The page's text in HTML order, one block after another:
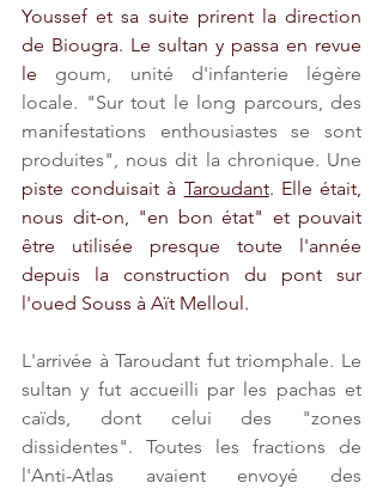
Youssef et sa suite prirent la direction
de Biougra. Le sultan y passa en revue
le goum, unité d'infanterie légère
locale. "Sur tout le long parcours, des
manifestations enthousiastes se sont
produites", nous dit la chronique. Une
piste conduisait à Taroudant. Elle était,
nous dit-on, "en bon état" et pouvait
être utilisée presque toute l'année
depuis la construction du pont sur
l'oued Souss à Aït Melloul.
L'arrivée à Taroudant fut triomphale. Le
sultan y fut accueilli par les pachas et
caïds, dont celui des "zones
dissidentes". Toutes les fractions de
l'Anti-Atlas avaient envoyé des